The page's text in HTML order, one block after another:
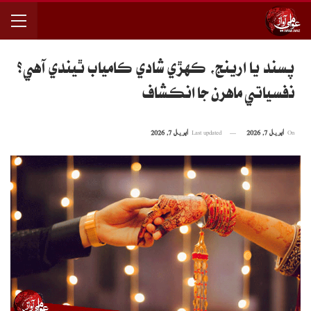
پسند يا ارينج، ڪهڙي شادي ڪامياب ٿيندي آهي؟
نفسياتي ماهرن جا انڪشاف
اپریل 7, 2026 اپریل 7, 2026